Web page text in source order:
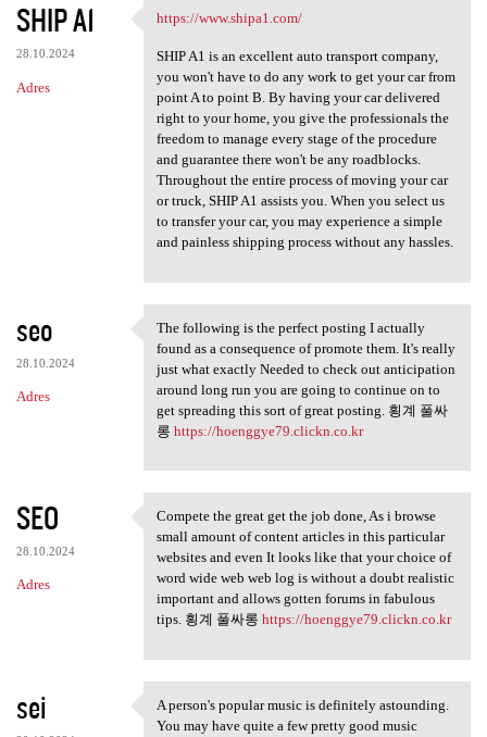
SHIP A1
28.10.2024
Adres
https://www.shipa1.com/
https://www.shipa1.com/
SHIP A1 is an excellent auto transport company,
you won't have to do any work to get your car from
point A to point B. By having your car delivered
right to your home, you give the professionals the
freedom to manage every stage of the procedure
and guarantee there won't be any roadblocks.
Throughout the entire process of moving your car
or truck, SHIP A1 assists you. When you select us
to transfer your car, you may experience a simple
and painless shipping process without any hassles.
seo
28.10.2024
Adres
The following is the perfect
The following is the perfect posting I actually
found as a consequence of promote them. It's really
just what exactly Needed to check out anticipation
around long run you are going to continue on to
get spreading this sort of great posting. 횡계 풀싸
롱 https://hoenggye79.clickn.co.kr
SEO
28.10.2024
Adres
Compete the great get the job
Compete the great get the job done, As i browse
small amount of content articles in this particular
websites and even It looks like that your choice of
word wide web web log is without a doubt realistic
important and allows gotten forums in fabulous
tips. 횡계 풀싸롱 https://hoenggye79.clickn.co.kr
sei A person's popular music is
A person's popular music is definitely astounding.
You may have quite a few pretty good music